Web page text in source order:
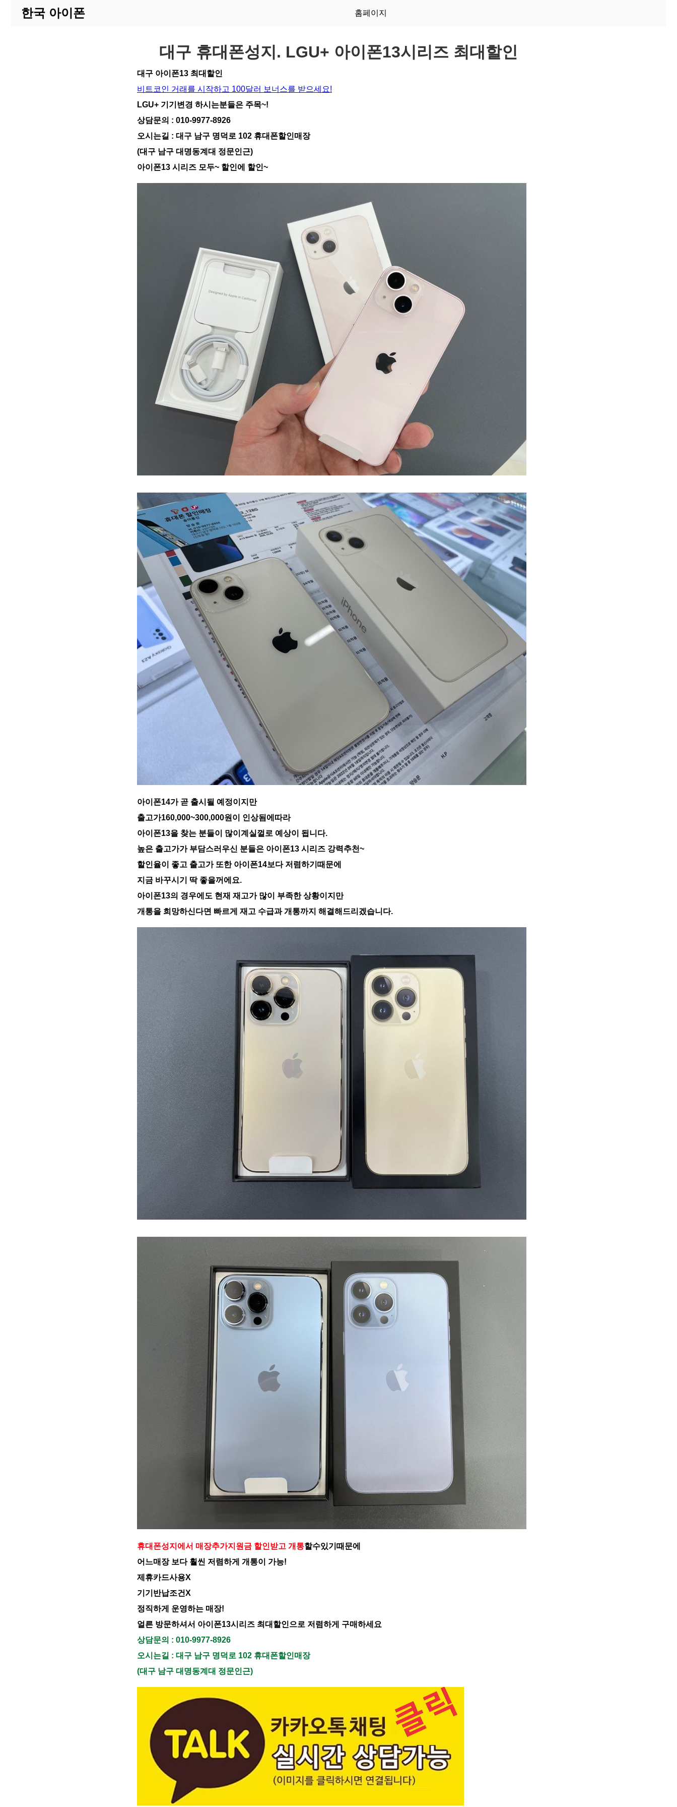
한국 아이폰 홈페이지
대구 휴대폰성지. LGU+ 아이폰13시리즈 최대할인
대구 아이폰13 최대할인
비트코인 거래를 시작하고 100달러 보너스를 받으세요!
LGU+ 기기변경 하시는분들은 주목~!
상담문의 : 010-9977-8926
오시는길 : 대구 남구 명덕로 102 휴대폰할인매장
(대구 남구 대명동계대 정문인근)
아이폰13 시리즈 모두~ 할인에 할인~
아이폰14가 곧 출시될 예정이지만
출고가160,000~300,000원이 인상됨에따라
아이폰13을 찾는 분들이 많이계실껄로 예상이 됩니다.
높은 출고가가 부담스러우신 분들은 아이폰13 시리즈 강력추천~
할인율이 좋고 출고가 또한 아이폰14보다 저렴하기때문에
지금 바꾸시기 딱 좋을꺼에요.
아이폰13의 경우에도 현재 재고가 많이 부족한 상황이지만
개통을 희망하신다면 빠르게 재고 수급과 개통까지 해결해드리겠습니다.
휴대폰성지에서 매장추가지원금 할인받고 개통할수있기때문에
어느매장 보다 훨씬 저렴하게 개통이 가능!
제휴카드사용X
기기반납조건X
정직하게 운영하는 매장!
얼른 방문하셔서 아이폰13시리즈 최대할인으로 저렴하게 구매하세요
상담문의 : 010-9977-8926
오시는길 : 대구 남구 명덕로 102 휴대폰할인매장
(대구 남구 대명동계대 정문인근)